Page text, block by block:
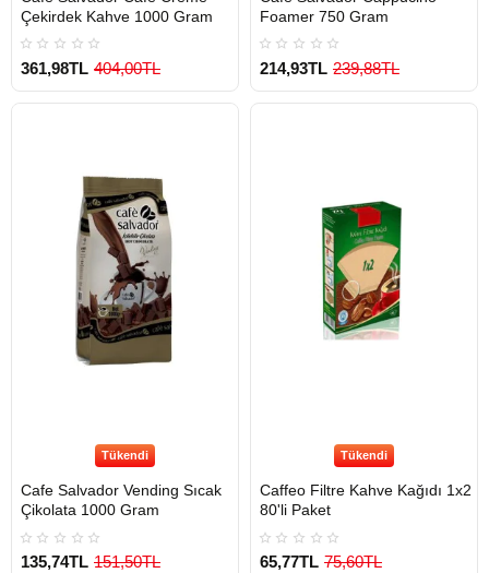
Çekirdek Kahve 1000 Gram
361,98TL 404,00TL
Foamer 750 Gram
214,93TL 239,88TL
Tükendi
Cafe Salvador Vending Sıcak
Çikolata 1000 Gram
135,74TL 151,50TL
Tükendi
Caffeo Filtre Kahve Kağıdı 1x2
80'li Paket
65,77TL 75,60TL